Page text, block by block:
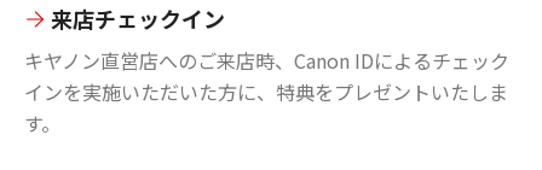
来店チェックイン
キヤノン直営店へのご来店時、Canon IDによるチェック
インを実施いただいた方に、特典をプレゼントいたしま
す。